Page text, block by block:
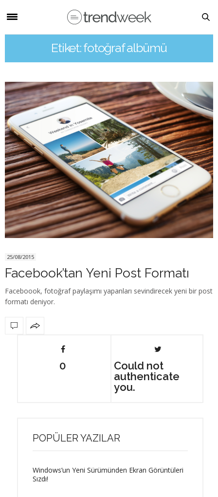
Etiket: fotoğraf albümü
25/08/2015
Facebook’tan Yeni Post Formatı
Faceboook, fotoğraf paylaşımı yapanları sevindirecek yeni bir post
formatı deniyor.
0
Could not
authenticate
you.
POPÜLER YAZILAR
Windows’un Yeni Sürümünden Ekran Görüntüleri
Sızdı!